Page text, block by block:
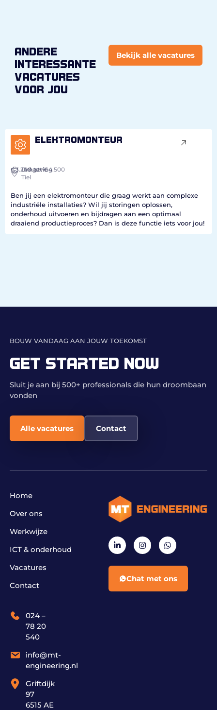
andere
interessante
vacatures
voor jou
Bekijk alle vacatures
Elektromonteur
Industrie
Omgeving
Tiel
€3.200 tot €4.500
Ben jij een elektromonteur die graag werkt aan complexe
industriële installaties? Wil jij storingen oplossen,
onderhoud uitvoeren en bijdragen aan een optimaal
draaiend productieproces? Dan is deze functie iets voor jou!
BOUW VANDAAG AAN JOUW TOEKOMST
GET STARTED NOW
Sluit je aan bij 500+ professionals die hun droombaan
vonden
Alle vacatures Contact
Chat met ons
Home
Over ons
Werkwijze
ICT & onderhoud
Vacatures
Contact
024 –
78 20
540
info@mt-
engineering.nl
Griftdijk
97
6515 AE